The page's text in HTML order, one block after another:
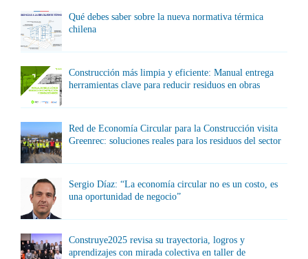
Qué debes saber sobre la nueva normativa térmica
chilena
Construcción más limpia y eficiente: Manual entrega
herramientas clave para reducir residuos en obras
Red de Economía Circular para la Construcción visita
Greenrec: soluciones reales para los residuos del sector
Sergio Díaz: “La economía circular no es un costo, es
una oportunidad de negocio”
Construye2025 revisa su trayectoria, logros y
aprendizajes con mirada colectiva en taller de